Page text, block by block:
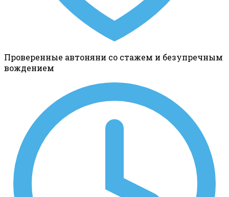
Проверенные автоняни со стажем и безупречным
вождением